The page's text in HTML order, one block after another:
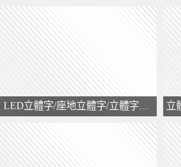
LED立體字/座地立體字/立體字製作